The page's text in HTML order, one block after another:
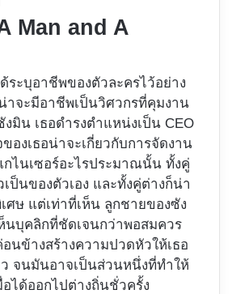
Man and A
ระบุอาชีพของตัวละครไว้อย่าง
าจะมีอาชีพเป็นวิศวกรที่คุมงาน
มิน เธอดำรงตำแหน่งเป็น CEO
องเธอน่าจะเกี่ยวกับการจัดงาน
กไนเซอร์อะไรประมาณนั้น ทั้งคู่
ป็นของตัวเอง และทั้งคู่ต่างก็น่า
ศษ แต่เท่าที่เห็น ลูกชายของซัง
นบุคลิกที่ชัดเจนกว่าพอสมควร
นข้างสร้างความปวดหัวให้เธอ
ว จนมันอาจเป็นส่วนหนึ่งที่ทำให้
อได้ออกไปต่างถิ่นชั่วครั้ง